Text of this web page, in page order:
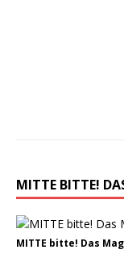
MITTE BITTE!
MITTE bitte! Das